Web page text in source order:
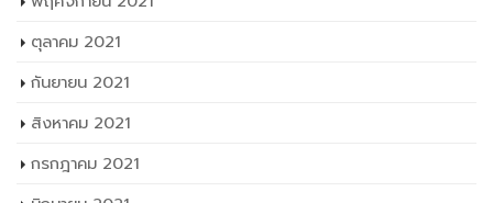
มีนาคม 2022
กุมภาพันธ์ 2022
มกราคม 2022
ธันวาคม 2021
พฤศจิกายน 2021